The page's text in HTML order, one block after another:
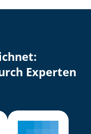
Experten